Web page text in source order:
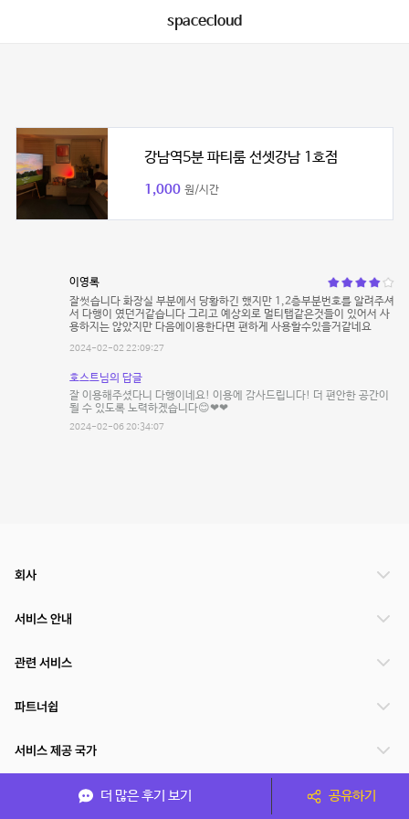
spacecloud
강남역5분 파티룸 선셋강남 1호점
1,000 원/시간
이영록
잘썻습니다 화장실 부분에서 당황하긴 했지만 1,2층부분번호를 알려주셔
서 다행이 였던거같습니다 그리고 예상외로 멀티탭같은것들이 있어서 사
용하지는 않았지만 다음에이용한다면 편하게 사용할수있을거같네요
2024-02-02 22:09:27
호스트님의 답글
잘 이용해주셨다니 다행이네요! 이용에 감사드립니다! 더 편안한 공간이
될 수 있도록 노력하겠습니다😊❤❤
2024-02-06 20:34:07
더 많은 후기 보기 공유하기
회사
서비스 안내
관련 서비스
파트너쉽
서비스 제공 국가